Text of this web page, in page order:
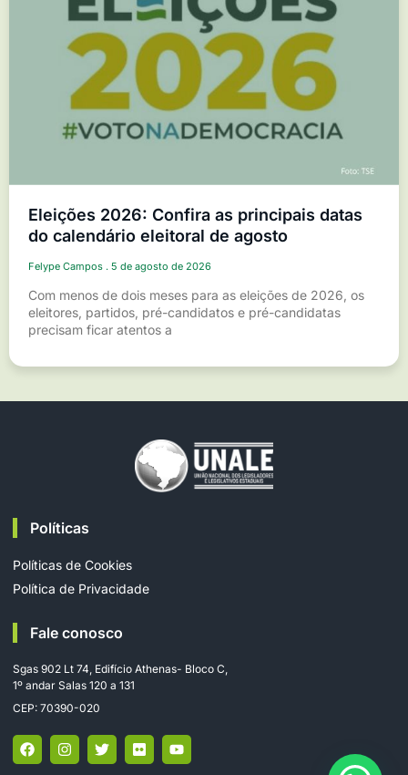
Eleições 2026: Confira as principais datas
do calendário eleitoral de agosto
Felype Campos 5 de agosto de 2026
Com menos de dois meses para as eleições de 2026, os
eleitores, partidos, pré-candidatos e pré-candidatas
precisam ficar atentos a
Políticas
Políticas de Cookies
Política de Privacidade
Fale conosco
Sgas 902 Lt 74, Edifício Athenas- Bloco C,
1º andar Salas 120 a 131
CEP: 70390-020